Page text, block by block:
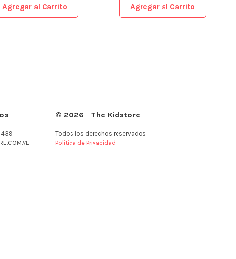
Agregar al Carrito Agregar al Carrito
© 2026 - The Kidstore
Todos los derechos reservados
Política de Privacidad